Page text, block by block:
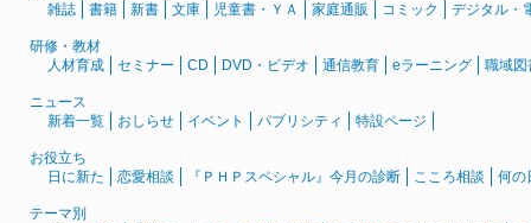
雑誌
書籍 新書 文庫 児童書・ＹＡ 家庭通販 コミック デジタル・
研修・教材
人材育成
セミナー CD DVD・ビデオ 通信教育 eラーニング 職域図
ニュース
新着一覧
おしらせ イベント パブリシティ 特設ページ
お役立ち
日に新た
恋愛相談 『ＰＨＰスペシャル』今月の診断 こころ相談 何の
テーマ別